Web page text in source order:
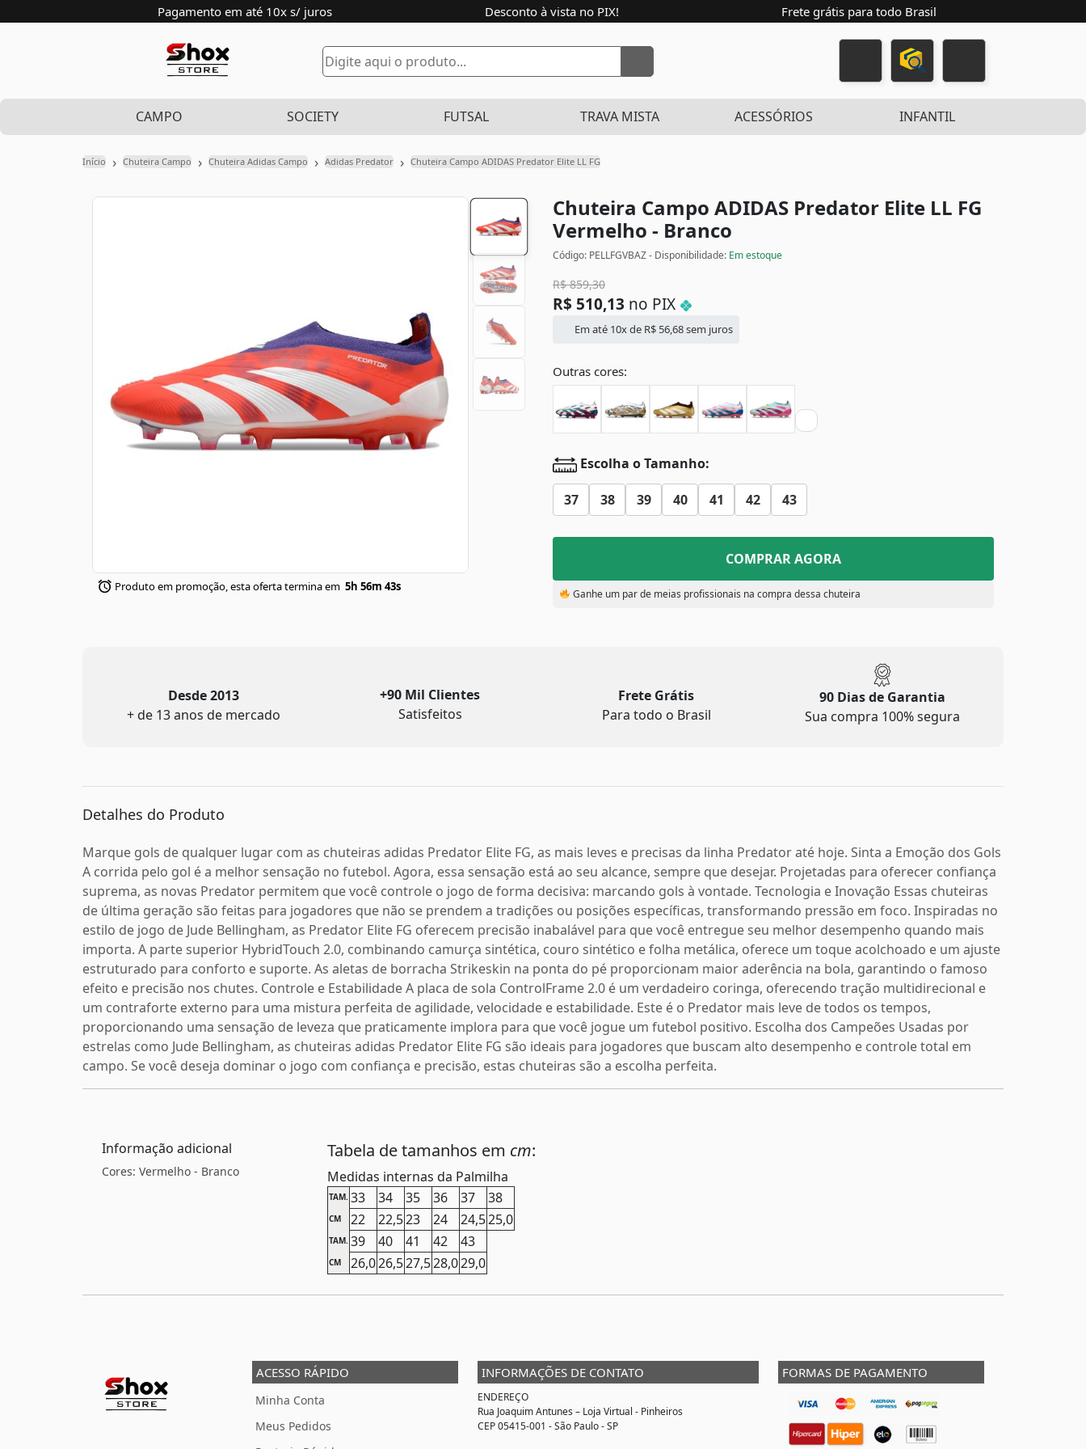
Pagamento em até 10x s/ juros Desconto à vista no PIX! Frete grátis para todo Brasil
CAMPO SOCIETY FUTSAL TRAVA MISTA ACESSÓRIOS INFANTIL
Início › Chuteira Campo › Chuteira Adidas Campo › Adidas Predator › Chuteira Campo ADIDAS Predator Elite LL FG
Produto em promoção, esta oferta termina em 5h 56m 43s
Chuteira Campo ADIDAS Predator Elite LL FG
Vermelho - Branco
Código: PELLFGVBAZ - Disponibilidade: Em estoque
R$859,30
R$ 510,13 no PIX
Em até 10x de R$ 56,68sem juros
Outras cores:
Escolha o Tamanho:
37 38 39 40 41 42 43
COMPRAR AGORA
Ganhe um par de meias profissionais na compra dessa chuteira
Desde 2013
+ de 13 anos de mercado
+90 Mil Clientes
Satisfeitos
Frete Grátis
Para todo o Brasil
90 Dias de Garantia
Sua compra 100% segura
Detalhes do Produto
Marque gols de qualquer lugar com as chuteiras adidas Predator Elite FG, as mais leves e precisas da linha Predator até hoje. Sinta a Emoção dos Gols
A corrida pelo gol é a melhor sensação no futebol. Agora, essa sensação está ao seu alcance, sempre que desejar. Projetadas para oferecer confiança
suprema, as novas Predator permitem que você controle o jogo de forma decisiva: marcando gols à vontade. Tecnologia e Inovação Essas chuteiras
de última geração são feitas para jogadores que não se prendem a tradições ou posições específicas, transformando pressão em foco. Inspiradas no
estilo de jogo de Jude Bellingham, as Predator Elite FG oferecem precisão inabalável para que você entregue seu melhor desempenho quando mais
importa. A parte superior HybridTouch 2.0, combinando camurça sintética, couro sintético e folha metálica, oferece um toque acolchoado e um ajuste
estruturado para conforto e suporte. As aletas de borracha Strikeskin na ponta do pé proporcionam maior aderência na bola, garantindo o famoso
efeito e precisão nos chutes. Controle e Estabilidade A placa de sola ControlFrame 2.0 é um verdadeiro coringa, oferecendo tração multidirecional e
um contraforte externo para uma mistura perfeita de agilidade, velocidade e estabilidade. Este é o Predator mais leve de todos os tempos,
proporcionando uma sensação de leveza que praticamente implora para que você jogue um futebol positivo. Escolha dos Campeões Usadas por
estrelas como Jude Bellingham, as chuteiras adidas Predator Elite FG são ideais para jogadores que buscam alto desempenho e controle total em
campo. Se você deseja dominar o jogo com confiança e precisão, estas chuteiras são a escolha perfeita.
Informação adicional
Cores: Vermelho - Branco
Tabela de tamanhos em cm:
Medidas internas da Palmilha
TAM. 33 34 35 36 37 38
CM 22 22,523 24 24,525,0
TAM. 39 40 41 42 43
CM 26,026,527,528,029,0
ACESSO RÁPIDO
Minha Conta
Meus Pedidos
INFORMAÇÕES DE CONTATO
ENDEREÇO
Rua Joaquim Antunes – Loja Virtual - Pinheiros
CEP 05415-001 - São Paulo - SP
FORMAS DE PAGAMENTO